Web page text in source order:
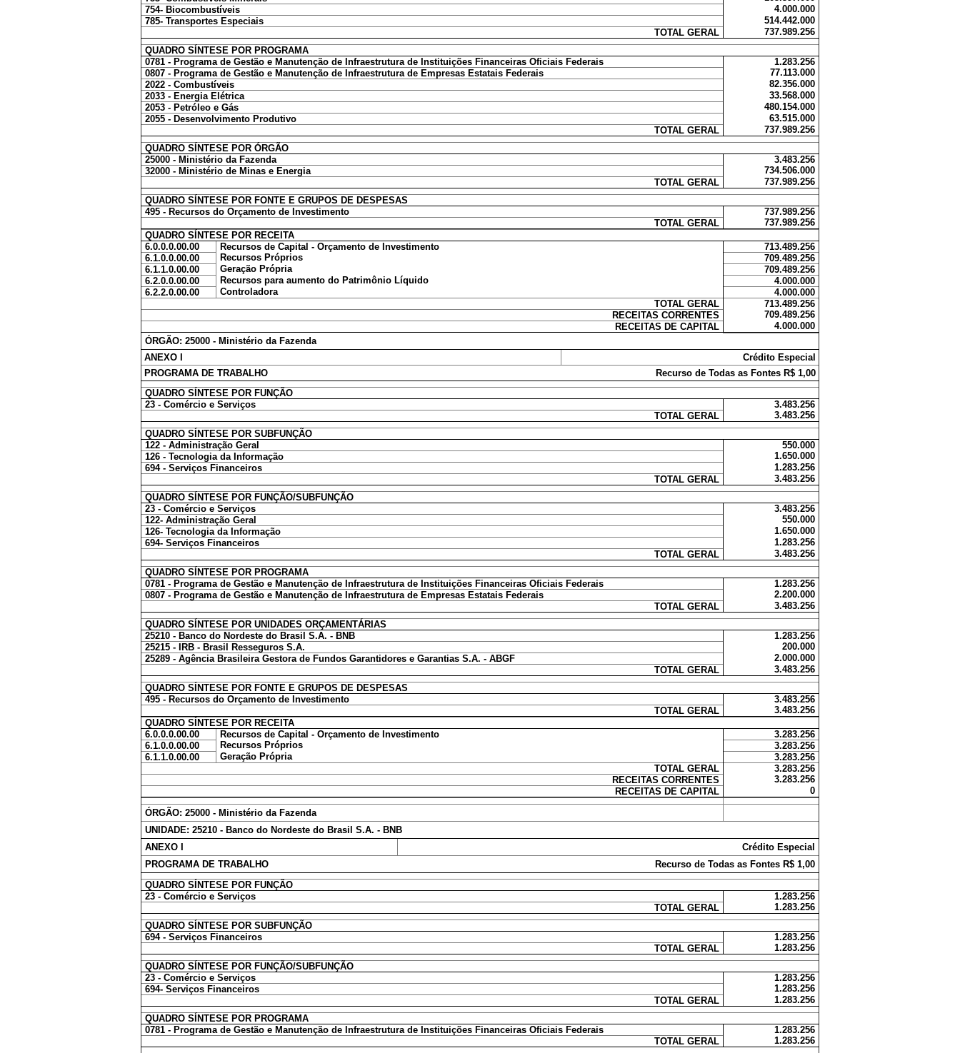
754- Biocombustíveis
4.000.000
785- Transportes Especiais
514.442.000
TOTAL GERAL
737.989.256
QUADRO SÍNTESE POR PROGRAMA
0781 - Programa de Gestão e Manutenção de Infraestrutura de Instituições Financeiras Oficiais Federais
1.283.256
0807 - Programa de Gestão e Manutenção de Infraestrutura de Empresas Estatais Federais
77.113.000
2022 - Combustíveis
82.356.000
2033 - Energia Elétrica
33.568.000
2053 - Petróleo e Gás
480.154.000
2055 - Desenvolvimento Produtivo
63.515.000
TOTAL GERAL
737.989.256
QUADRO SÍNTESE POR ÓRGÃO
25000 - Ministério da Fazenda
3.483.256
32000 - Ministério de Minas e Energia
734.506.000
TOTAL GERAL
737.989.256
QUADRO SÍNTESE POR FONTE E GRUPOS DE DESPESAS
495 - Recursos do Orçamento de Investimento
737.989.256
TOTAL GERAL
737.989.256
QUADRO SÍNTESE POR RECEITA
6.0.0.0.00.00
Recursos de Capital - Orçamento de Investimento
713.489.256
6.1.0.0.00.00
Recursos Próprios
709.489.256
6.1.1.0.00.00
Geração Própria
709.489.256
6.2.0.0.00.00
Recursos para aumento do Patrimônio Líquido
4.000.000
6.2.2.0.00.00
Controladora
4.000.000
TOTAL GERAL
713.489.256
RECEITAS CORRENTES
709.489.256
RECEITAS DE CAPITAL
4.000.000
ÓRGÃO: 25000 - Ministério da Fazenda
ANEXO I
Crédito Especial
PROGRAMA DE TRABALHO
Recurso de Todas as Fontes R$ 1,00
QUADRO SÍNTESE POR FUNÇÃO
23 - Comércio e Serviços
3.483.256
TOTAL GERAL
3.483.256
QUADRO SÍNTESE POR SUBFUNÇÃO
122 - Administração Geral
550.000
126 - Tecnologia da Informação
1.650.000
694 - Serviços Financeiros
1.283.256
TOTAL GERAL
3.483.256
QUADRO SÍNTESE POR FUNÇÃO/SUBFUNÇÃO
23 - Comércio e Serviços
3.483.256
122- Administração Geral
550.000
126- Tecnologia da Informação
1.650.000
694- Serviços Financeiros
1.283.256
TOTAL GERAL
3.483.256
QUADRO SÍNTESE POR PROGRAMA
0781 - Programa de Gestão e Manutenção de Infraestrutura de Instituições Financeiras Oficiais Federais
1.283.256
0807 - Programa de Gestão e Manutenção de Infraestrutura de Empresas Estatais Federais
2.200.000
TOTAL GERAL
3.483.256
QUADRO SÍNTESE POR UNIDADES ORÇAMENTÁRIAS
25210 - Banco do Nordeste do Brasil S.A. - BNB
1.283.256
25215 - IRB - Brasil Resseguros S.A.
200.000
25289 - Agência Brasileira Gestora de Fundos Garantidores e Garantias S.A. - ABGF
2.000.000
TOTAL GERAL
3.483.256
QUADRO SÍNTESE POR FONTE E GRUPOS DE DESPESAS
495 - Recursos do Orçamento de Investimento
3.483.256
TOTAL GERAL
3.483.256
QUADRO SÍNTESE POR RECEITA
6.0.0.0.00.00
Recursos de Capital - Orçamento de Investimento
3.283.256
6.1.0.0.00.00
Recursos Próprios
3.283.256
6.1.1.0.00.00
Geração Própria
3.283.256
TOTAL GERAL
3.283.256
RECEITAS CORRENTES
3.283.256
RECEITAS DE CAPITAL
0
ÓRGÃO: 25000 - Ministério da Fazenda
UNIDADE: 25210 - Banco do Nordeste do Brasil S.A. - BNB
ANEXO I
Crédito Especial
PROGRAMA DE TRABALHO
Recurso de Todas as Fontes R$ 1,00
QUADRO SÍNTESE POR FUNÇÃO
23 - Comércio e Serviços
1.283.256
TOTAL GERAL
1.283.256
QUADRO SÍNTESE POR SUBFUNÇÃO
694 - Serviços Financeiros
1.283.256
TOTAL GERAL
1.283.256
QUADRO SÍNTESE POR FUNÇÃO/SUBFUNÇÃO
23 - Comércio e Serviços
1.283.256
694- Serviços Financeiros
1.283.256
TOTAL GERAL
1.283.256
QUADRO SÍNTESE POR PROGRAMA
0781 - Programa de Gestão e Manutenção de Infraestrutura de Instituições Financeiras Oficiais Federais
1.283.256
TOTAL GERAL
1.283.256